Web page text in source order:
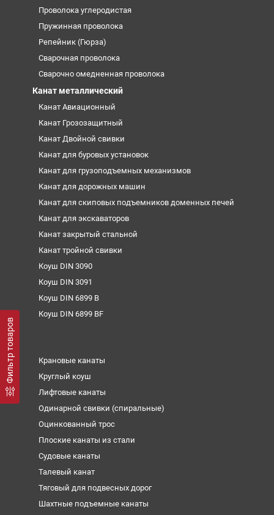
Фильтр товаров
Проволока углеродистая
Пружинная проволока
Репейник (Гюрза)
Сварочная проволока
Сварочно омедненная проволока
Канат металлический
Канат Авиационный
Канат Грозозащитный
Канат Двойной свивки
Канат для буровых установок
Канат для грузоподъемных механизмов
Канат для дорожных машин
Канат для скиповых подъемников доменных печей
Канат для экскаваторов
Канат закрытый стальной
Канат тройной свивки
Коуш DIN 3090
Коуш DIN 3091
Коуш DIN 6899 B
Коуш DIN 6899 BF
Крановые канаты
Круглый коуш
Лифтовые канаты
Одинарной свивки (спиральные)
Оцинкованный трос
Плоские канаты из стали
Судовые канаты
Талевый канат
Тяговый для подвесных дорог
Шахтные подъемные канаты